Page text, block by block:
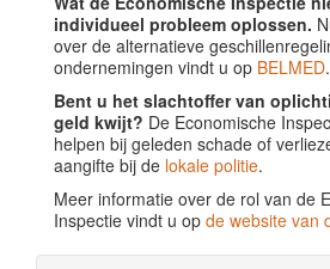
individueel probleem oplossen.
over de alternatieve
ondernemingen vindt u op BELMED.
Bent u het slachtoffer van
geld kwijt? De Economische
helpen bij geleden schade of
aangifte bij de lokale politie.
Meer informatie over de rol van de
Inspectie vindt u op de website van